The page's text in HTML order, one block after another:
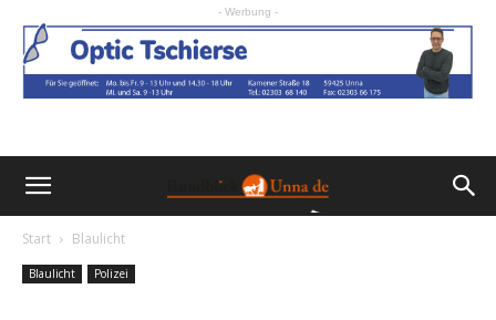
- Werbung -
Start Blaulicht
Blaulicht Polizei